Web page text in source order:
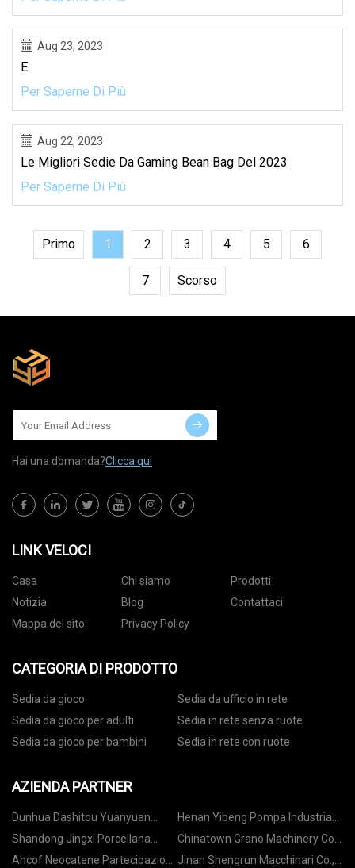
Aug 23, 2023
E
Per Saperne Di Più
Aug 22, 2023
Le Migliori Sedie Da Gaming Bean Bag Del 2023
Per Saperne Di Più
Primo 1 2 3 4 5 6
7 Scorso
Hai una domanda?Clicca qui
LINK VELOCI
Casa Chi siamo
Prodotti
Notizia
Blog
Contattaci
Mappa del sito
Privacy Policy
CATEGORIA DI PRODOTTO
Sedia da gioco
Sedia da ufficio in rete
Sedia da gioco per adulti
Sedia in rete senza ruote
Sedia da gioco per bambini
Sedia in rete con ruote
AZIENDA PARTNER
Dunhua Dashitou Yuanyuan
Fabbrica multi-lavorazione del
legno
Henan Yibeng Pompa Industria
Co.,Ltd
Shandong Jingxi Porcellana
Nuovo Materiale Tecnologia Co.,
Chinatown Grano Machinery Co.,
Ltd
Ahcof Neocatene Partecipazioni Jinan Shengrun Macchinari Co.,